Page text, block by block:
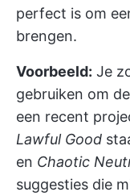
perfect is om
brengen.
Voorbeeld: Je
gebruiken om
een recent
Lawful Good
en Chaotic
suggesties die